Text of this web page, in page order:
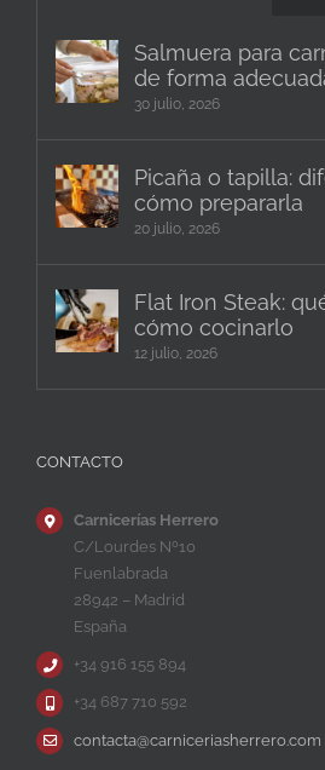
Salmuera para
de forma
30 julio, 2026
Picaña o tapilla:
cómo prepararla
20 julio, 2026
Flat Iron Steak:
cómo cocinarlo
12 julio, 2026
CONTACTO
Carnicerías Herrero
C/Lourdes Nº10
Fuenlabrada
28942 – Madrid
España
+34 916 155 894
+34 687 710 592
contacta@carniceriasherrero.com